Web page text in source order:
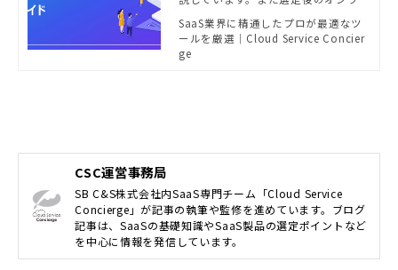
流れと注意点についてもご紹介して
います。
SaaS業界に精通したプロが最適なツ
ールを厳選｜Cloud Service Concier
ge
CSC運営事務局
SB C&S株式会社内SaaS専門チーム「Cloud Service
Concierge」が記事の執筆や監修を進めています。ブログ
記事は、SaaSの基礎知識やSaaS製品の選定ポイントなど
を中心に情報を発信しています。